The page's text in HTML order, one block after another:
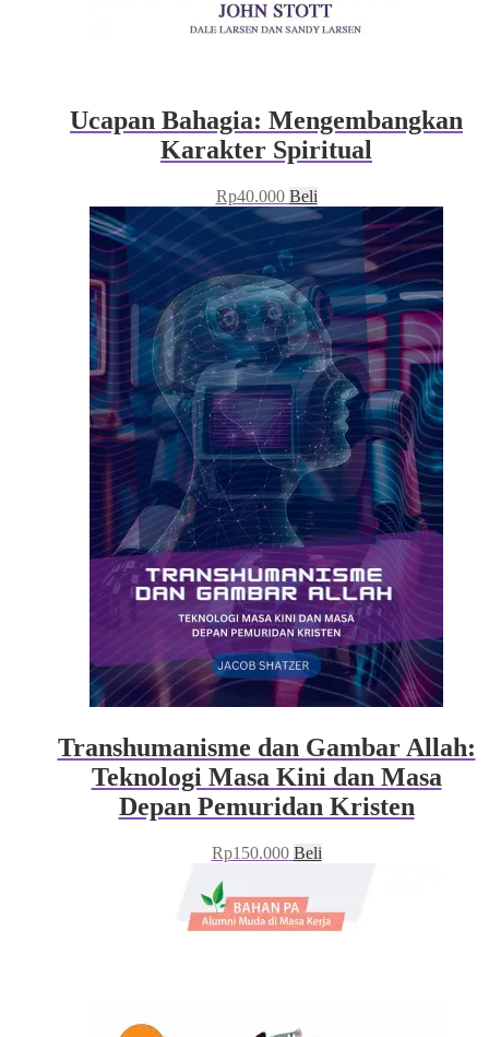
Ucapan Bahagia: Mengembangkan
Karakter Spiritual
Rp40.000 Beli
Transhumanisme dan Gambar Allah:
Teknologi Masa Kini dan Masa
Depan Pemuridan Kristen
Rp150.000 Beli